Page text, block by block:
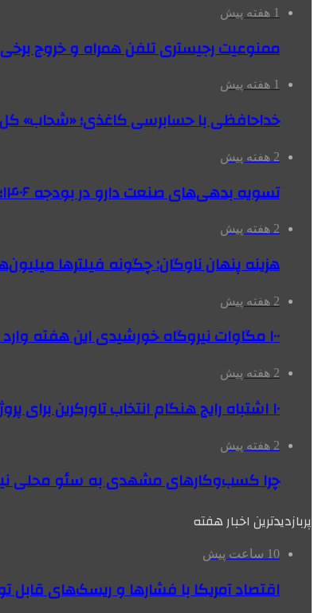
1 هفته پیش
ممنوعیت رجیستری تلفن همراه و خروج برخی
1 هفته پیش
خداحافظی با حسابرسی کاغذی؛ «شحاب»
2 هفته پیش
تسویه بدهی‌های صنعت دارو در بودجه ۱۴۰۶؛ اصلاح بانک سپه در دستور کار
2 هفته پیش
هزینه پنهان ناوگان: چگونه فیلترها
2 هفته پیش
۱۰۰ مگاوات نیروگاه‌ خورشیدی این هفته وارد مدار می‌شود
2 هفته پیش
۱۰ اشتباه رایج هنگام انتخاب تاورکرین برای پروژه
2 هفته پیش
چرا کسب‌وکارهای مشهدی به سئو محلی
پربازدیدترین اخبار هفته
10 ساعت پیش
اقتصاد آمریکا با فشارها و ریسک‌های